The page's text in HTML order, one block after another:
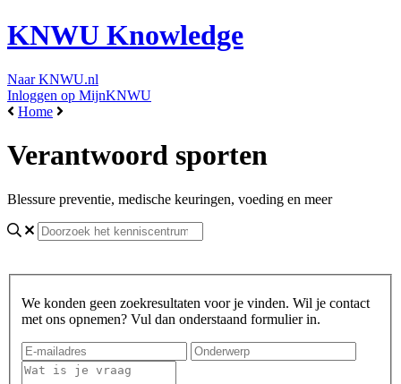
KNWU Knowledge
Naar KNWU.nl
Inloggen op MijnKNWU
Home
Verantwoord sporten
Blessure preventie, medische keuringen, voeding en meer
We konden geen zoekresultaten voor je vinden. Wil je contact
met ons opnemen? Vul dan onderstaand formulier in.